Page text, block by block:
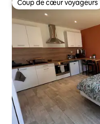
Coup de cœur voyageurs
Coup de cœur voyageurs